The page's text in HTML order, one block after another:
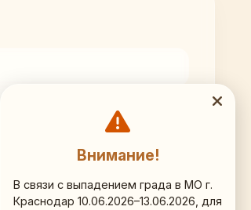
Внимание!
В связи с выпадением града в МО г.
Краснодар 10.06.2026–13.06.2026, для